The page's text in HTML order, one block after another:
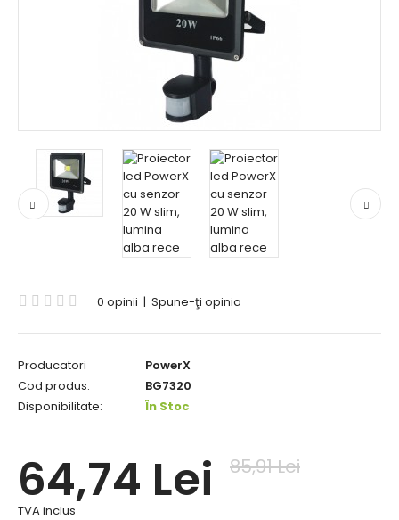
0 opinii | Spune-ţi opinia
Producatori
PowerX
Cod produs:
BG7320
Disponibilitate:
În Stoc
64,74 Lei 85,91 Lei
TVA inclus